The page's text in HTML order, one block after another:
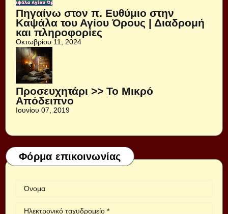
Πηγαίνω στον π. Ευθύμιο στην
Καψάλα του Αγίου Όρους | Διαδρομή
και πληροφορίες
Οκτωβρίου 11, 2024
Προσευχητάρι >> Το Μικρό
Απόδειπνο
Ιουνίου 07, 2019
Φόρμα επικοινωνίας